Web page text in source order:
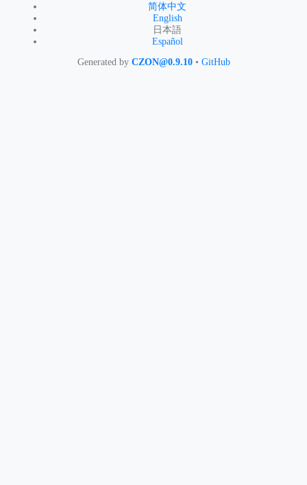
简体中文
English
日本語
Español
Generated by CZON@0.9.10• GitHub